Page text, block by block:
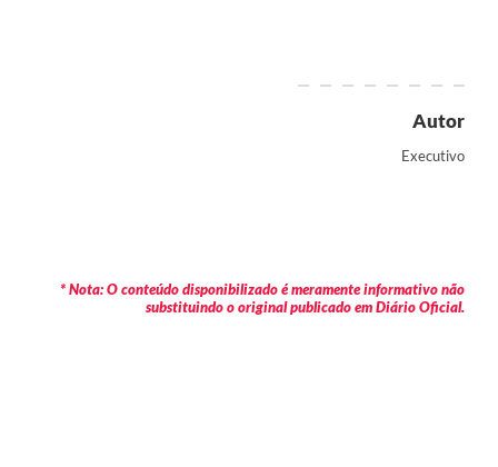
Autor
Executivo
* Nota: O conteúdo disponibilizado é meramente informativo não
substituindo o original publicado em Diário Oficial.